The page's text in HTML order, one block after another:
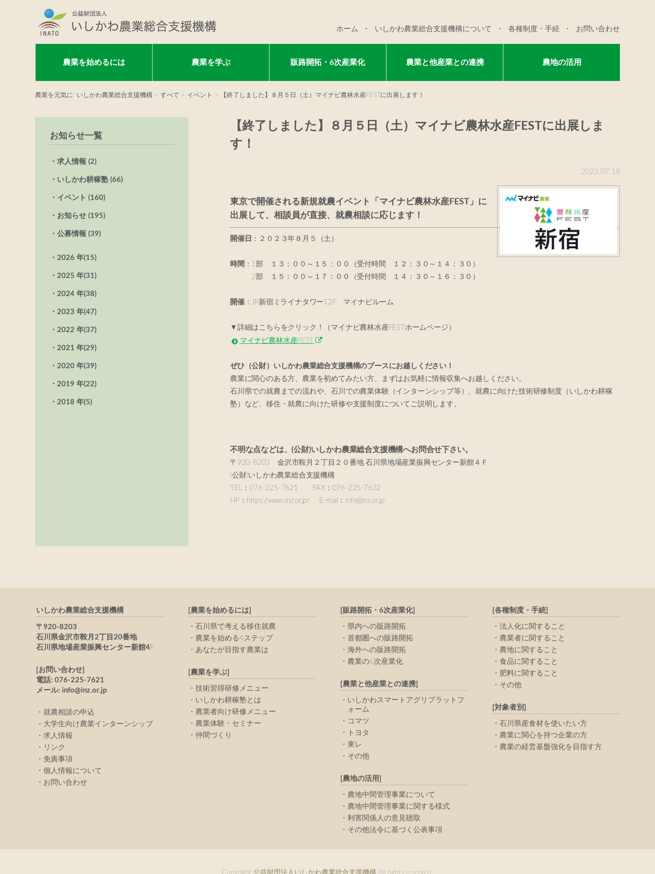
ホーム いしかわ農業総合支援機構について 各種制度・手続 お問い合わせ
農業を始めるには 農業を学ぶ 販路開拓・6次産業化 農業と他産業との連携 農地の活用
農業を元気に! いしかわ農業総合支援機構 > すべて > イベント > 【終了しました】８月５日（土）マイナビ農林水産FESTに出展します！
【終了しました】８月５日（土）マイナビ農林水産FESTに出展しま
す！
2023.07.18
東京で開催される新規就農イベント「マイナビ農林水産FEST」に
出展して、相談員が直接、就農相談に応じます！
開催日 ：２０２３年８月５（土）
時間 ：1部 １３：００～１５：００（受付時間 １２：３０～１４：３０）
2部 １５：００～１７：００（受付時間 １４：３０～１６：３０）
開催：JR新宿ミライナタワー12F マイナビルーム
▼詳細はこちらをクリック！（マイナビ農林水産FESTホームページ）
マイナビ農林水産FEST
ぜひ（公財）いしかわ農業総合支援機構のブースにお越しください！
農業に関心のある方、農業を初めてみたい方、まずはお気軽に情報収集へお越しください。
石川県での就農までの流れや、石川での農業体験（インターンシップ等）、就農に向けた技術研修制度（いしかわ耕稼
塾）など、移住・就農に向けた研修や支援制度についてご説明します。
不明な点などは、(公財)いしかわ農業総合支援機構へお問合せ下さい。
〒920-8203 金沢市鞍月２丁目２０番地 石川県地場産業振興センター新館４Ｆ
(公財)いしかわ農業総合支援機構
TEL：076-225-7621 FAX：076-225-7622
HP：https://www.inz.or.jp/ E-mail：info@inz.or.jp
お知らせ一覧
求人情報 (2)
いしかわ耕稼塾 (66)
イベント (160)
お知らせ (195)
公募情報 (39)
2026 年(15)
2025 年(31)
2024 年(38)
2023 年(47)
2022 年(37)
2021 年(29)
2020 年(39)
2019 年(22)
2018 年(5)
いしかわ農業総合支援機構
〒920-8203
石川県金沢市鞍月2丁目20番地
石川県地場産業振興センター新館4F
[お問い合わせ]
電話: 076-225-7621
メール: info@inz.or.jp
就農相談の申込
大学生向け農業インターンシップ
求人情報
リンク
免責事項
個人情報について
お問い合わせ
[農業を始めるには]
石川県で考える移住就農
農業を始める4ステップ
あなたが目指す農業は
[農業を学ぶ]
技術習得研修メニュー
いしかわ耕稼塾とは
農業者向け研修メニュー
農業体験・セミナー
仲間づくり
[販路開拓・6次産業化]
県内への販路開拓
首都圏への販路開拓
海外への販路開拓
農業の6次産業化
[農業と他産業との連携]
いしかわスマートアグリプラットフ
ォーム
コマツ
トヨタ
東レ
その他
[農地の活用]
農地中間管理事業について
農地中間管理事業に関する様式
利害関係人の意見聴取
その他法令に基づく公表事項
[各種制度・手続]
法人化に関すること
農業者に関すること
農地に関すること
食品に関すること
肥料に関すること
その他
[対象者別]
石川県産食材を使いたい方
農業に関心を持つ企業の方
農業の経営基盤強化を目指す方
Copyright 公益財団法人いしかわ農業総合支援機構 All rights reserved.